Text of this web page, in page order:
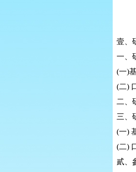
壹、
一、
(一)
(二)
二、
三、
(一)
(二)
貳、